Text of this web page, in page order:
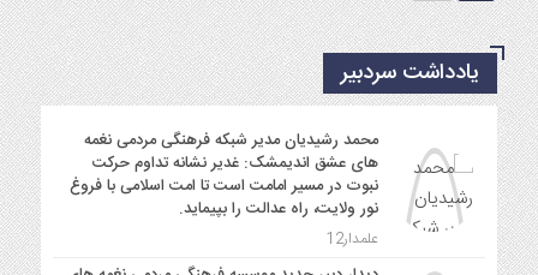
یادداشت سردبیر
محمد رشیدیان مدیر شبکه فرهنگی مردمی نغمه
های عشق اندیمشک: غدیر نشانه تداوم حرکت
نبوت در مسیر امامت است تا امت اسلامی با فروغ
نور ولایت، راه عدالت را بپیماید.
علمدار12